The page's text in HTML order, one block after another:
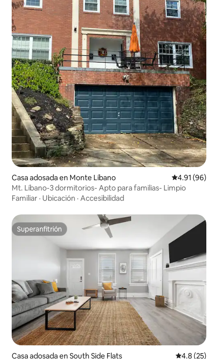
Casa adosada en Monte Líbano Calificación
4.91 (96)
Mt. Líbano-3 dormitorios- Apto para familias- Limpio
Familiar · Ubicación · Accesibilidad
Superanfitrión
Superanfitrión
Casa adosada en South Side Flats Calificación
4.8 (25)